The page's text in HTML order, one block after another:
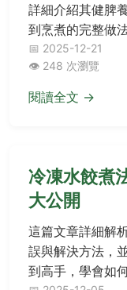
詳細介紹其健脾
到烹煮的完整做
疑問，幫助您在
📅 2025-12-21
👁️ 248 次瀏覽
閱讀全文 →
冷凍水餃煮
大公開
這篇文章詳細解
誤與解決方法，
到高手，學會如